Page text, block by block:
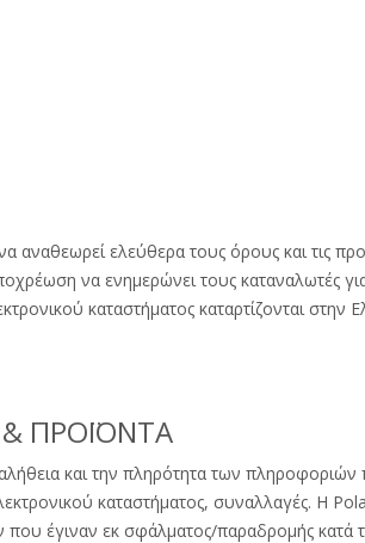
αναθεωρεί ελεύθερα τους όρους και τις
να ενημερώνει τους καταναλωτές
καταστήματος καταρτίζονται στην
ΠΡΟΪΟΝΤΑ
και την πληρότητα των
καταστήματος, συναλλαγές. Η
έγιναν εκ σφάλματος/παραδρομής κατά